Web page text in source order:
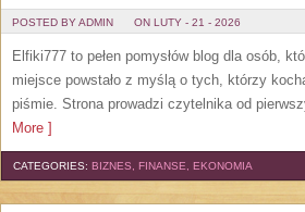
POSTED BY ADMIN ON LUTY - 21 - 2026
Elfiki777 to pełen pomysłów blog dla osób,
miejsce powstało z myślą o tych, którzy
piśmie. Strona prowadzi czytelnika od
More ]
CATEGORIES: BIZNES, FINANSE, EKONOMIA